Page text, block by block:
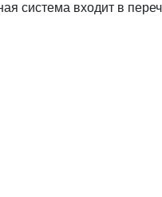
система входит в